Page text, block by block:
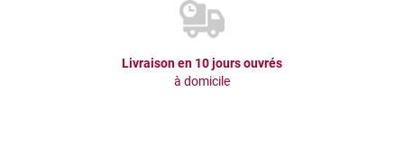
Livraison en 10 jours ouvrés
à domicile